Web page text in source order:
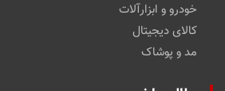
خودرو و ابزارآلات
کالای دیجیتال
مد و پوشاک